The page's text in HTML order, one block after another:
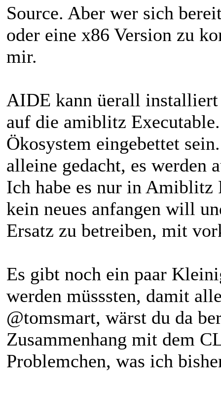
Source. Aber wer sich
oder eine x86 Version zu
mir.
AIDE kann üerall installiert
auf die amiblitz
Ökosystem eingebettet
alleine gedacht, es werden
Ich habe es nur in
kein neues anfangen will
Ersatz zu betreiben, mit
Es gibt noch ein paar
werden müsssten, damit
@tomsmart, wärst du da
Zusammenhang mit dem
Problemchen, was ich